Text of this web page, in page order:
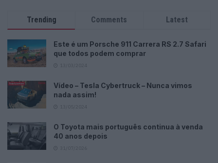
Trending Comments Latest
Este é um Porsche 911 Carrera RS 2.7 Safari
que todos podem comprar
Vídeo – Tesla Cybertruck – Nunca vimos
nada assim!
O Toyota mais português continua à venda
40 anos depois